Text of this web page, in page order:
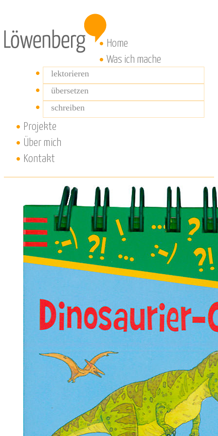
Home
Was ich mache
lektorieren
übersetzen
schreiben
Projekte
Über mich
Kontakt